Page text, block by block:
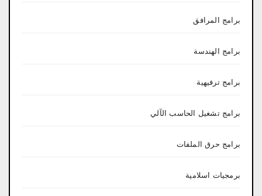
برامج المرافق
برامج الهندسة
برامج ترفيهية
برامج تشغيل الحاسب الآلي
برامج حرق الملفات
برمجيات اسلامية